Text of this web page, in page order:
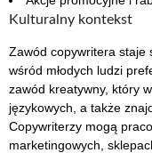
Kulturalny kontekst
Zawód copywritera staje
wśród młodych ludzi
zawód kreatywny, który
językowych, a także
Copywriterzy mogą
marketingowych,